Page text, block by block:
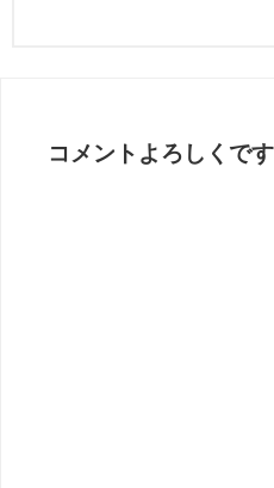
コメントよろしくです